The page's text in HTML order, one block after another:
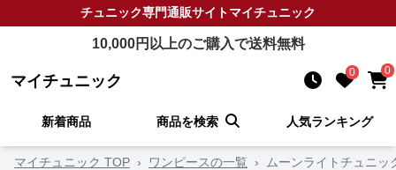
チュニック専門通販サイトマイチュニック
10,000円以上のご購入で送料無料
マイチュニック 0 0
新着商品 商品を検索 人気ランキング
マイチュニック TOP › ワンピースの一覧 › ムーンライトチュニッ